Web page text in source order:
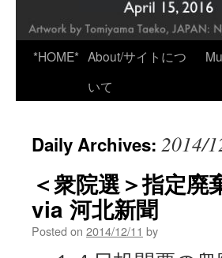
*HOME* About/サイトにつ
いて
Daily Archives: 2014/
＜衆院選＞指定
via 河北新聞
Posted on 2014/12/11 by